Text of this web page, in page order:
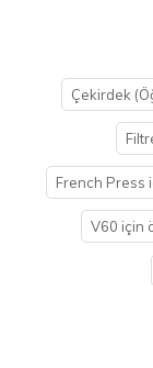
Çekirdek
French Press
V60 için